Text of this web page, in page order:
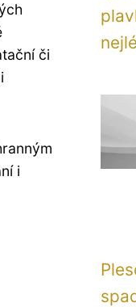
či
i